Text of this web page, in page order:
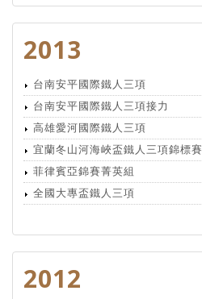
2013
台南安平國際鐵人三項
台南安平國際鐵人三項接力
高雄愛河國際鐵人三項
宜蘭冬山河海峽盃鐵人三項錦標賽
菲律賓亞錦賽菁英組
全國大專盃鐵人三項
2012